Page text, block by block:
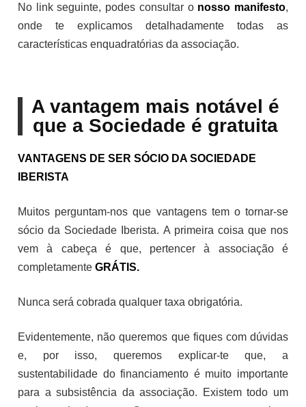
No link seguinte, podes consultar o nosso manifesto,
onde te explicamos detalhadamente todas as
características enquadratórias da associação.
A vantagem mais notável é
que a Sociedade é gratuita
VANTAGENS DE SER SÓCIO DA SOCIEDADE
IBERISTA
Muitos perguntam-nos que vantagens tem o tornar-se
sócio da Sociedade Iberista. A primeira coisa que nos
vem à cabeça é que, pertencer à associação é
completamente GRÁTIS.
Nunca será cobrada qualquer taxa obrigatória.
Evidentemente, não queremos que fiques com dúvidas
e, por isso, queremos explicar-te que, a
sustentabilidade do financiamento é muito importante
para a subsistência da associação. Existem todo um